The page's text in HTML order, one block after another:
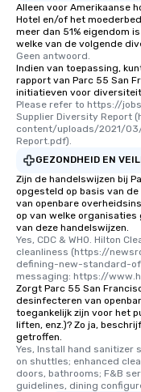
Alleen voor Amerikaanse
Hotel en/of het
meer dan 51% eigendom
welke van de volgende
Geen antwoord.
Indien van toepassing,
rapport van Parc 55 San
initiatieven voor
Please refer to https://
Supplier Diversity Report
content/uploads/2021/
Report.pdf).
GEZONDHEID EN
Zijn de handelswijzen bij
opgesteld op basis van
van openbare
op van welke
van deze handelswijzen.
Yes, CDC & WHO. Hilton
cleanliness (https://
defining-new-standard-
messaging: https://
Zorgt Parc 55 San
desinfecteren van
toegankelijk zijn voor het
liften, enz.)? Zo ja,
getroffen.
Yes, Install hand
on shuttles; enhanced
doors, bathrooms; F&B
guidelines, dining